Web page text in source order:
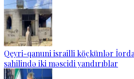
Qeyri-qanuni israilli köçkünlər
sahilində iki məscidi yandırıblar